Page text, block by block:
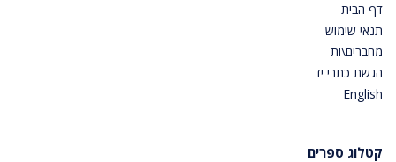
דף הבית
תנאי שימוש
מחברים\ות
הגשת כתבי יד
English
קטלוג ספרים